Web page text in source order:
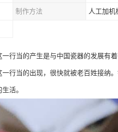
制作方法 人工加机
行当的产生是与中国瓷器的发展有
行当的出现，很快就被老百姓接纳
活。